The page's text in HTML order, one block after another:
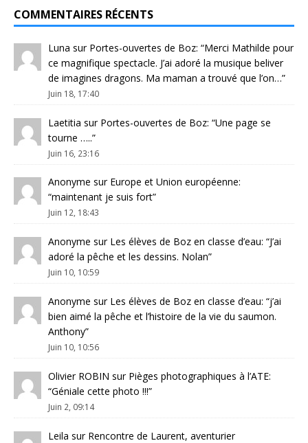
COMMENTAIRES RÉCENTS
Luna sur Portes-ouvertes de Boz: “Merci Mathilde pour
ce magnifique spectacle. J’ai adoré la musique beliver
de imagines dragons. Ma maman a trouvé que l’on…”
Juin 18, 17:40
Laetitia sur Portes-ouvertes de Boz: “Une page se
tourne …..”
Juin 16, 23:16
Anonyme sur Europe et Union européenne:
“maintenant je suis fort”
Juin 12, 18:43
Anonyme sur Les élèves de Boz en classe d’eau: “J’ai
adoré la pêche et les dessins. Nolan”
Juin 10, 10:59
Anonyme sur Les élèves de Boz en classe d’eau: “j’ai
bien aimé la pêche et l’histoire de la vie du saumon.
Anthony”
Juin 10, 10:56
Olivier ROBIN sur Pièges photographiques à l’ATE:
“Géniale cette photo !!!”
Juin 2, 09:14
Leila sur Rencontre de Laurent, aventurier